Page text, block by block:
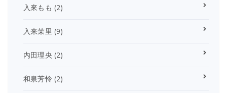
入來もも (2)
入来茉里 (9)
内田理央 (2)
和泉芳怜 (2)